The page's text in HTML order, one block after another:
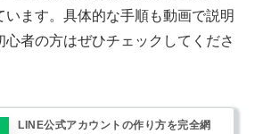
います。具体的な手順も動画で説明
心者の方はぜひチェックしてくださ
LINE公式アカウントの作り方を完全網